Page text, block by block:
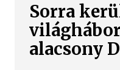
Sorra
alacsony